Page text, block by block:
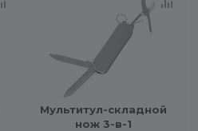
Мультитул-складной
нож 3-в-1